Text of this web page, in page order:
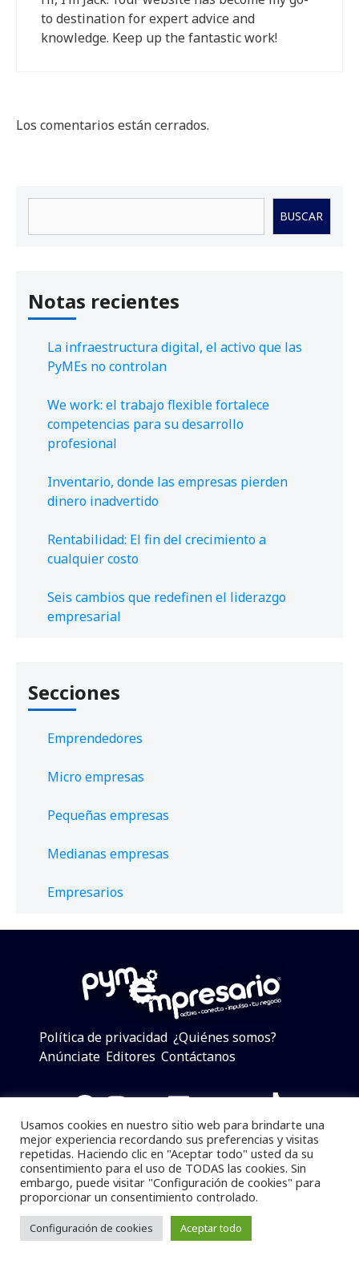
to destination for expert advice and
knowledge. Keep up the fantastic work!
Los comentarios están cerrados.
BUSCAR
Notas recientes
La infraestructura digital, el activo que las
PyMEs no controlan
We work: el trabajo flexible fortalece
competencias para su desarrollo
profesional
Inventario, donde las empresas pierden
dinero inadvertido
Rentabilidad: El fin del crecimiento a
cualquier costo
Seis cambios que redefinen el liderazgo
empresarial
Secciones
Emprendedores
Micro empresas
Pequeñas empresas
Medianas empresas
Empresarios
Política de privacidad ¿Quiénes somos?
Anúnciate Editores Contáctanos
Facebook
Instagram
Twitter
LinkedIn
Telegram
YouTube
TikTok
Pymempresario © 2025 Todos los derechos reservados.
Se prohibe el uso de la información total o parcial sin
dar referencia a la fuente.
Desarrollado poryalla ya!
Usamos cookies en nuestro sitio web para brindarte una
mejor experiencia recordando sus preferencias y visitas
repetidas. Haciendo clic en "Aceptar todo" usted da su
consentimiento para el uso de TODAS las cookies. Sin
embargo, puede visitar "Configuración de cookies" para
proporcionar un consentimiento controlado.
Configuración de cookies Aceptar todo